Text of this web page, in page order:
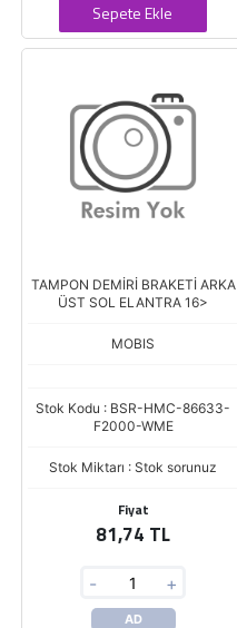
Sepete Ekle
TAMPON DEMİRİ BRAKETİ ARKA
ÜST SOL ELANTRA 16>
MOBIS
Stok Kodu : BSR-HMC-86633-
F2000-WME
Stok Miktarı : Stok sorunuz
Fiyat
81,74 TL
- +
AD